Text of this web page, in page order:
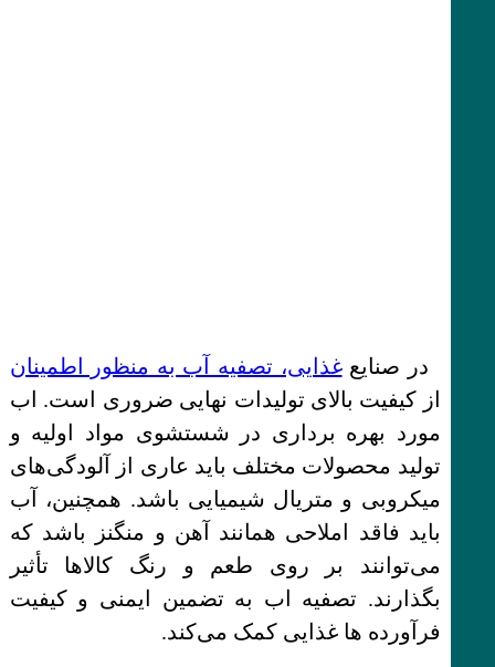
در صنایعغذایی، تصفیه آب به منظور اطمینان
از کیفیت بالای تولیدات نهایی ضروری است. اب
مورد بهره برداری در شستشوی مواد اولیه و
تولید محصولات مختلف باید عاری از آلودگی‌های
میکروبی و متریال شیمیایی باشد. همچنین، آب
باید فاقد املاحی همانند آهن و منگنز باشد که
می‌توانند بر روی طعم و رنگ کالاها تأثیر
بگذارند. تصفیه اب به تضمین ایمنی و کیفیت
فرآورده ها غذایی کمک می‌کند.